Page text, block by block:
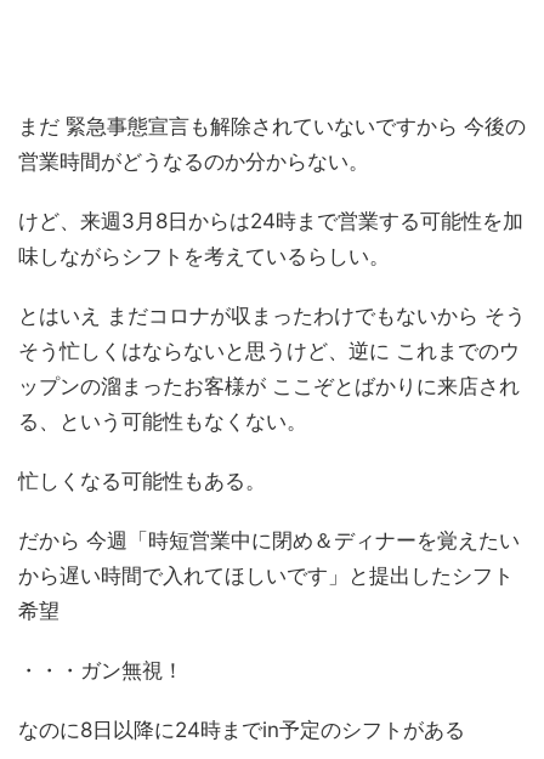
まだ 緊急事態宣言も解除されていないですから 今後の
営業時間がどうなるのか分からない。
けど、来週3月8日からは24時まで営業する可能性を加
味しながらシフトを考えているらしい。
とはいえ まだコロナが収まったわけでもないから そう
そう忙しくはならないと思うけど、逆に これまでのウ
ップンの溜まったお客様が ここぞとばかりに来店され
る、という可能性もなくない。
忙しくなる可能性もある。
だから 今週「時短営業中に閉め＆ディナーを覚えたい
から遅い時間で入れてほしいです」と提出したシフト
希望
・・・ガン無視！
なのに8日以降に24時までin予定のシフトがある